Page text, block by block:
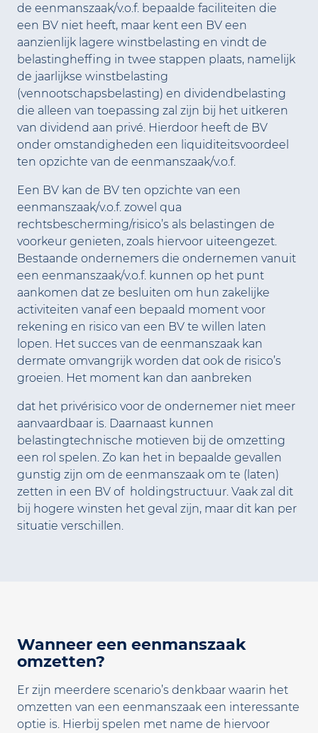
de eenmanszaak/v.o.f. bepaalde faciliteiten die
een BV niet heeft, maar kent een BV een
aanzienlijk lagere winstbelasting en vindt de
belastingheffing in twee stappen plaats, namelijk
de jaarlijkse winstbelasting
(vennootschapsbelasting) en dividendbelasting
die alleen van toepassing zal zijn bij het uitkeren
van dividend aan privé. Hierdoor heeft de BV
onder omstandigheden een liquiditeitsvoordeel
ten opzichte van de eenmanszaak/v.o.f.
Een BV kan de BV ten opzichte van een
eenmanszaak/v.o.f. zowel qua
rechtsbescherming/risico’s als belastingen de
voorkeur genieten, zoals hiervoor uiteengezet.
Bestaande ondernemers die ondernemen vanuit
een eenmanszaak/v.o.f. kunnen op het punt
aankomen dat ze besluiten om hun zakelijke
activiteiten vanaf een bepaald moment voor
rekening en risico van een BV te willen laten
lopen. Het succes van de eenmanszaak kan
dermate omvangrijk worden dat ook de risico’s
groeien. Het moment kan dan aanbreken
dat het privérisico voor de ondernemer niet meer
aanvaardbaar is. Daarnaast kunnen
belastingtechnische motieven bij de omzetting
een rol spelen. Zo kan het in bepaalde gevallen
gunstig zijn om de eenmanszaak om te (laten)
zetten in een BV of holdingstructuur. Vaak zal dit
bij hogere winsten het geval zijn, maar dit kan per
situatie verschillen.
Wanneer een eenmanszaak
omzetten?
Er zijn meerdere scenario’s denkbaar waarin het
omzetten van een eenmanszaak een interessante
optie is. Hierbij spelen met name de hiervoor